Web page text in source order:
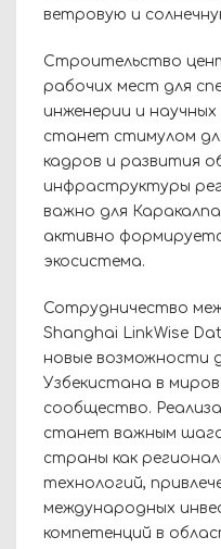
ветровую и
Строительство
рабочих мест для
инженерии и
станет стимулом
кадров и развития
инфраструктуры
важно для
активно
экосистема.
Сотрудничество
Shanghai LinkWise
новые возможности
Узбекистана в
сообщество.
станет важным
страны как
технологий,
международных
компетенций в